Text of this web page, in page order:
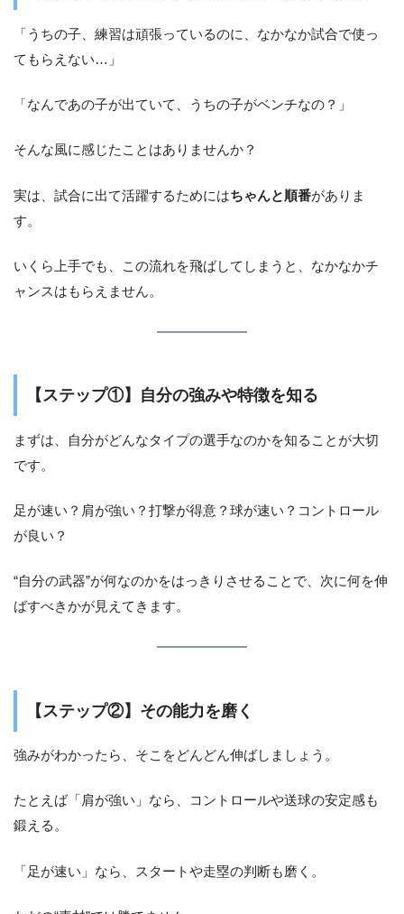
「うちの子、練習は頑張っているのに、なかなか試合で使っ
てもらえない…」
「なんであの子が出ていて、うちの子がベンチなの？」
そんな風に感じたことはありませんか？
実は、試合に出て活躍するためにはちゃんと順番がありま
す。
いくら上手でも、この流れを飛ばしてしまうと、なかなかチ
ャンスはもらえません。
【ステップ①】自分の強みや特徴を知る
まずは、自分がどんなタイプの選手なのかを知ることが大切
です。
足が速い？肩が強い？打撃が得意？球が速い？コントロール
が良い？
“自分の武器”が何なのかをはっきりさせることで、次に何を伸
ばすべきかが見えてきます。
【ステップ②】その能力を磨く
強みがわかったら、そこをどんどん伸ばしましょう。
たとえば「肩が強い」なら、コントロールや送球の安定感も
鍛える。
「足が速い」なら、スタートや走塁の判断も磨く。